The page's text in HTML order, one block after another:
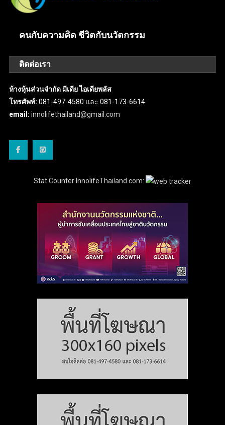
คนกับความคิด ชีวิตกับนวัตกรรม
ติดต่อเรา
ห้างหุ้นส่วนจำกัด มีเดีย ไอเดียพลัส
โทรศัพท์: 081-497-4580 และ 081-173-6614
email: innolifethailand@gmail.com
Stat Counter InnolifeThailand.com: